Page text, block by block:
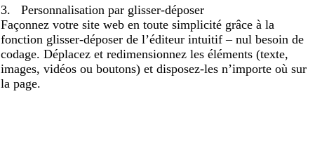
3. Personnalisation par glisser-déposer
Façonnez votre site web en toute simplicité grâce à la
fonction glisser-déposer de l’éditeur intuitif – nul besoin de
codage. Déplacez et redimensionnez les éléments (texte,
images, vidéos ou boutons) et disposez-les n’importe où sur
la page.